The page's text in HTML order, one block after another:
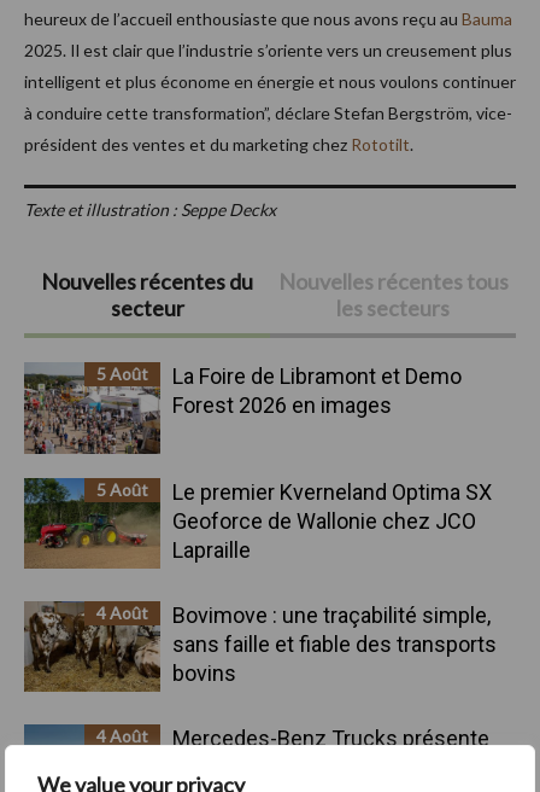
We value your privacy
heureux de l’accueil enthousiaste que nous avons reçu au Bauma
2025. Il est clair que l’industrie s’oriente vers un creusement plus
intelligent et plus économe en énergie et nous voulons continuer
à conduire cette transformation”, déclare Stefan Bergström, vice-
président des ventes et du marketing chez Rototilt.
Texte et illustration : Seppe Deckx
Barre
latérale
principale
Nouvelles récentes du
secteur
Nouvelles récentes tous
les secteurs
5 Août
La Foire de Libramont et Demo
Forest 2026 en images
5 Août
Le premier Kverneland Optima SX
Geoforce de Wallonie chez JCO
Lapraille
4 Août
Bovimove : une traçabilité simple,
sans faille et fiable des transports
bovins
4 Août
Mercedes-Benz Trucks présente